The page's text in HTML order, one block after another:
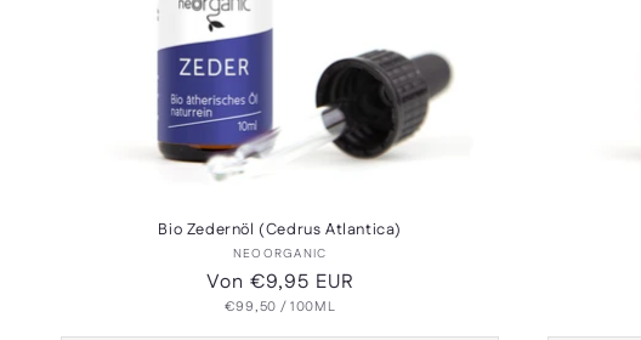
Bio Zedernöl (Cedrus Atlantica)
Anbieter:
NEOORGANIC
Normaler
Preis
Von €9,95 EUR
GRUNDPREIS
€99,50 /PRO
100ML